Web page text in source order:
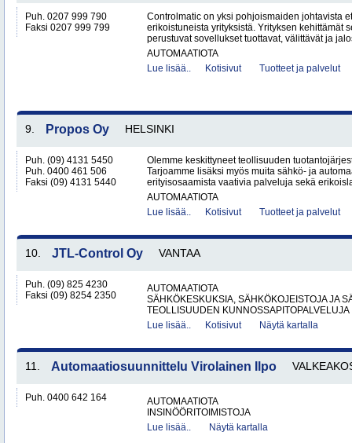
Puh. 0207 999 790
Faksi 0207 999 799
Controlmatic on yksi pohjoismaiden johtavista
erikoistuneista yrityksistä. Yrityksen kehittämät
perustuvat sovellukset tuottavat, välittävät ja
AUTOMAATIOTA
Lue lisää..
Kotisivut Tuotteet ja palvelut
9. Propos Oy HELSINKI
Puh. (09) 4131 5450
Puh. 0400 461 506
Faksi (09) 4131 5440
Olemme keskittyneet teollisuuden
Tarjoamme lisäksi myös muita sähkö- ja
erityisosaamista vaativia palveluja sekä
AUTOMAATIOTA
Lue lisää..
Kotisivut Tuotteet ja palvelut
10. JTL-Control Oy VANTAA
Puh. (09) 825 4230
Faksi (09) 8254 2350
AUTOMAATIOTA
SÄHKÖKESKUKSIA, SÄHKÖKOJEISTOJA JA
TEOLLISUUDEN KUNNOSSAPITOPALVELUJA
Lue lisää..
Kotisivut Näytä kartalla
11. Automaatiosuunnittelu Virolainen Ilpo
Puh. 0400 642 164
AUTOMAATIOTA
INSINÖÖRITOIMISTOJA
Lue lisää..
Näytä kartalla